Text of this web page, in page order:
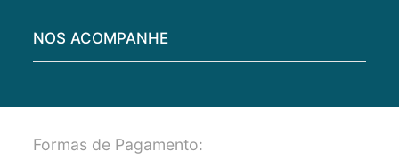
NOS ACOMPANHE
Formas de Pagamento: